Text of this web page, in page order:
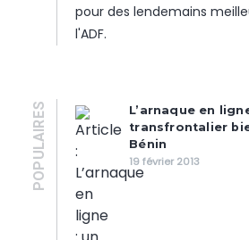
pour des lendemains
l'ADF.
POPULAIRES
L’arnaque en
transfrontalier
Bénin
19 février 2013